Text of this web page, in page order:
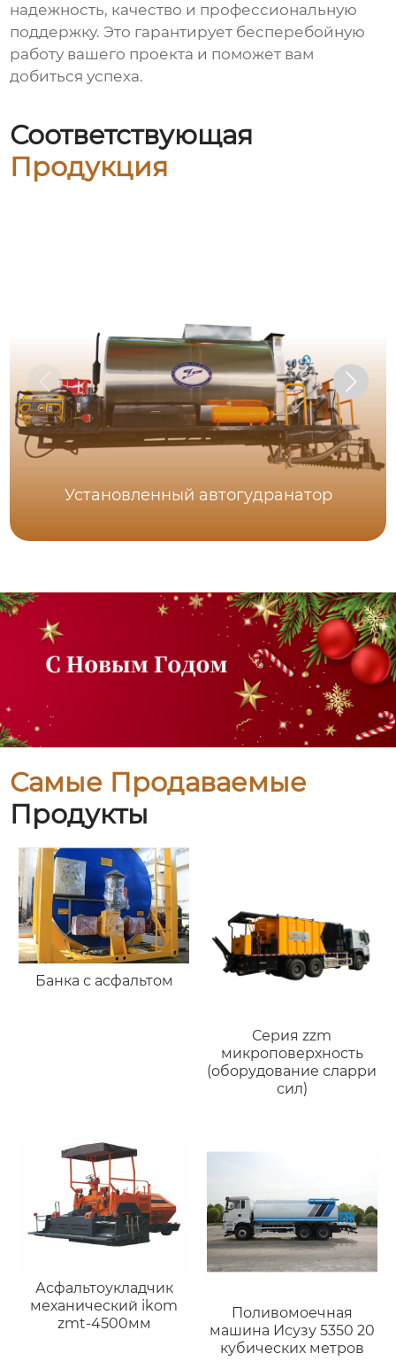
надежность, качество и профессиональную
поддержку. Это гарантирует бесперебойную
работу вашего проекта и поможет вам
добиться успеха.
Соответствующая
Продукция
Установленный автогудранатор
Самые Продаваемые
Продукты
Банка с асфальтом
Серия zzm
микроповерхность
(оборудование сларри
сил)
Асфальтоукладчик
механический ikom
zmt-4500мм
Поливомоечная
машина Исузу 5350 20
кубических метров